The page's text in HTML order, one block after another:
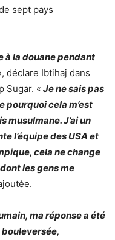
sept pays
à la douane pendant
déclare Ibtihaj dans
Sugar. « Je ne sais pas
pourquoi cela m’est
musulmane. J’ai un
l’équipe des USA et
cela ne change
les gens me
ma réponse a été